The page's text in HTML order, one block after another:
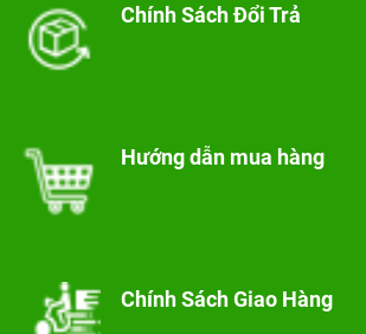
Chính Sách Đổi Trả
Hướng dẫn mua hàng
Chính Sách Giao Hàng